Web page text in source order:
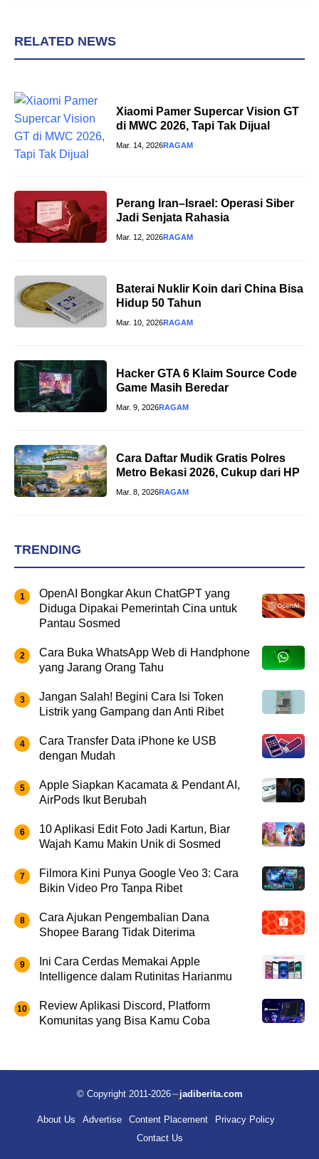
RELATED NEWS
Xiaomi Pamer Supercar Vision GT
di MWC 2026, Tapi Tak Dijual
Mar. 14, 2026RAGAM
Perang Iran–Israel: Operasi Siber
Jadi Senjata Rahasia
Mar. 12, 2026RAGAM
Baterai Nuklir Koin dari China Bisa
Hidup 50 Tahun
Mar. 10, 2026RAGAM
Hacker GTA 6 Klaim Source Code
Game Masih Beredar
Mar. 9, 2026RAGAM
Cara Daftar Mudik Gratis Polres
Metro Bekasi 2026, Cukup dari HP
Mar. 8, 2026RAGAM
TRENDING
OpenAI Bongkar Akun ChatGPT yang
Diduga Dipakai Pemerintah Cina untuk
Pantau Sosmed
Cara Buka WhatsApp Web di Handphone
yang Jarang Orang Tahu
Jangan Salah! Begini Cara Isi Token
Listrik yang Gampang dan Anti Ribet
Cara Transfer Data iPhone ke USB
dengan Mudah
Apple Siapkan Kacamata & Pendant AI,
AirPods Ikut Berubah
10 Aplikasi Edit Foto Jadi Kartun, Biar
Wajah Kamu Makin Unik di Sosmed
Filmora Kini Punya Google Veo 3: Cara
Bikin Video Pro Tanpa Ribet
Cara Ajukan Pengembalian Dana
Shopee Barang Tidak Diterima
Ini Cara Cerdas Memakai Apple
Intelligence dalam Rutinitas Harianmu
Review Aplikasi Discord, Platform
Komunitas yang Bisa Kamu Coba
© Copyright 2011-2026 jadiberita.com
About Us Advertise Content Placement
Privacy Policy
Contact Us